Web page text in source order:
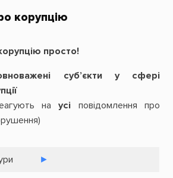
корупцію
просто!
суб’єкти у сфері
наусі повідомлення про
►